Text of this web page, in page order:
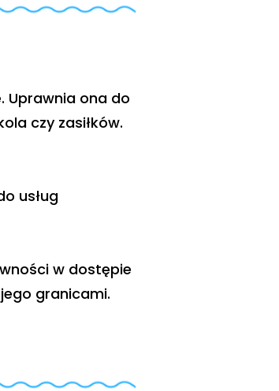
Uprawnia ona do
czy zasiłków.
usług
w dostępie
granicami.